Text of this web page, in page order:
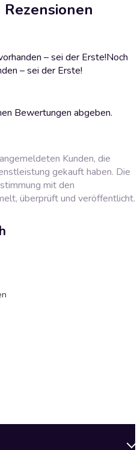
– sei der Erste!Noch
– sei der Erste!
Bewertungen abgeben.
Kunden, die
gekauft haben. Die
mit den
überprüft und veröffentlicht.